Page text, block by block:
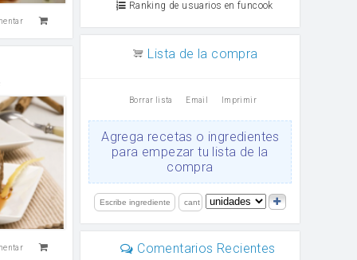
Ranking de usuarios en funcook
Lista de la compra
Borrar lista Email Imprimir
Agrega recetas o ingredientes
para empezar tu lista de la
compra
Comentarios Recientes